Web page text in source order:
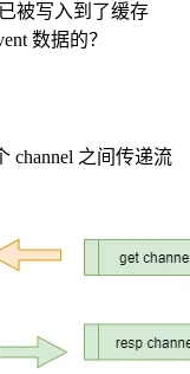
被写入到了缓存
数据的？
channel 之间传递流